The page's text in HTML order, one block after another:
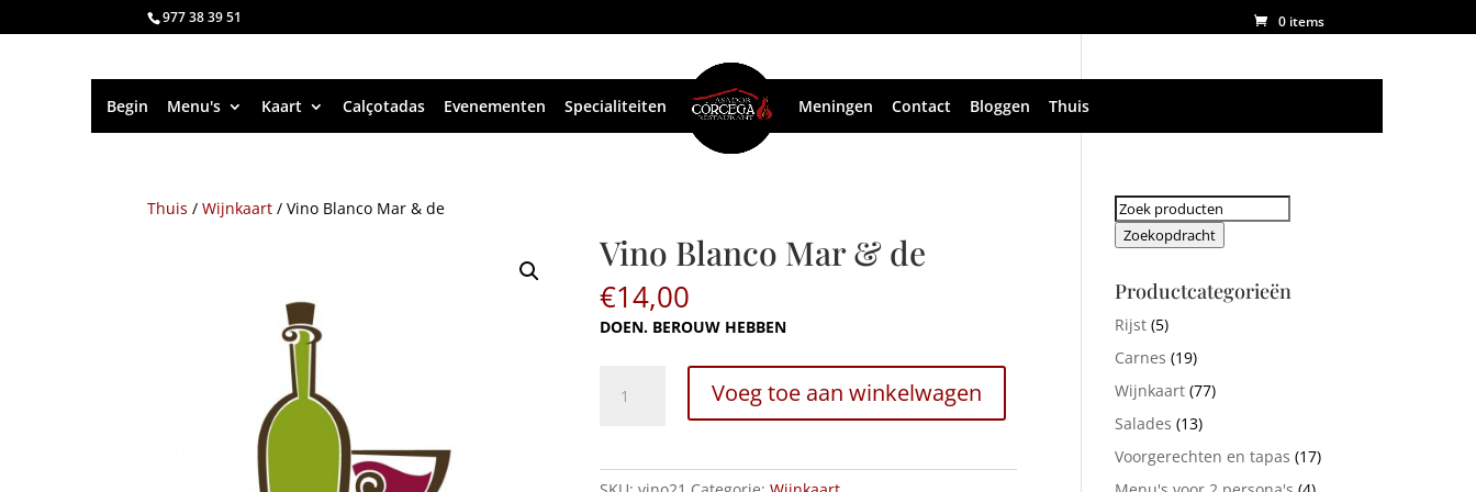
977 38 39 51 0 items
Begin Menu's Kaart Calçotadas Evenementen Specialiteiten Meningen Contact Bloggen Thuis
Thuis /Wijnkaart /Vino Blanco Mar & de
Vino Blanco Mar& de
€14,00
DOEN. BEROUW HEBBEN
Blanco
Voeg toe aan winkelwagen
Zoeken
naar:
Zoekopdracht
Productcategorieën
Rijst (5)
Carnes (19)
Wijnkaart (77)
Salades (13)
Voorgerechten en tapas (17)